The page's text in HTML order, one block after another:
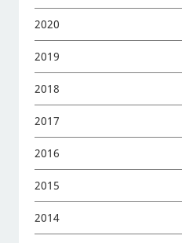
2020
2019
2018
2017
2016
2015
2014